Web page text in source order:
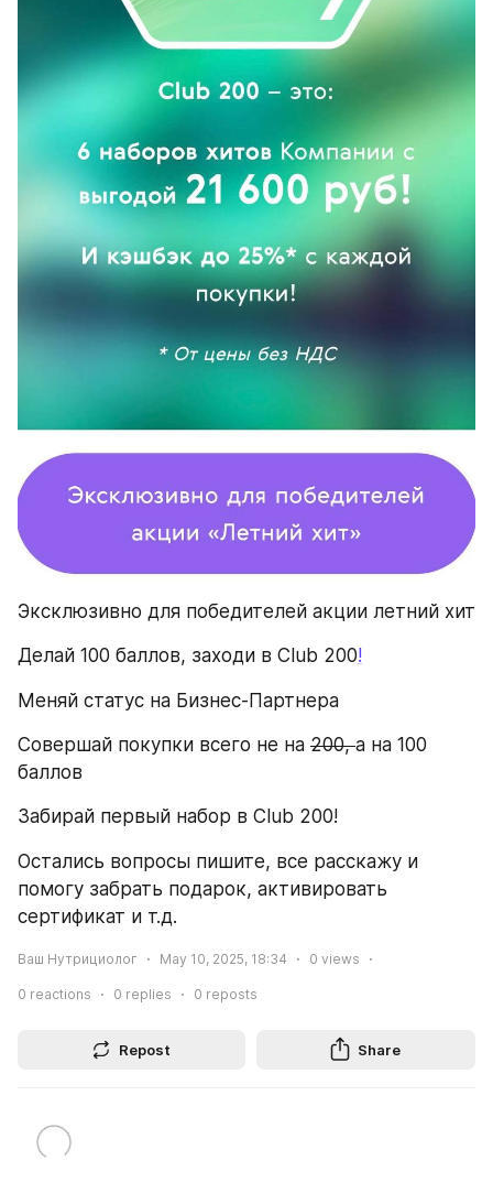
Эксклюзивно для победителей акции летний хит
Делай 100 баллов, заходи в Club 200!
Меняй статус на Бизнес-Партнера
Совершай покупки всего не на 200, а на 100
баллов
Забирай первый набор в Club 200!
Остались вопросы пишите, все расскажу и
помогу забрать подарок, активировать
сертификат и т.д.
Ваш Нутрициолог May 10, 2025, 18:34 0 views
0 reactions 0 replies 0 reposts
Repost Share